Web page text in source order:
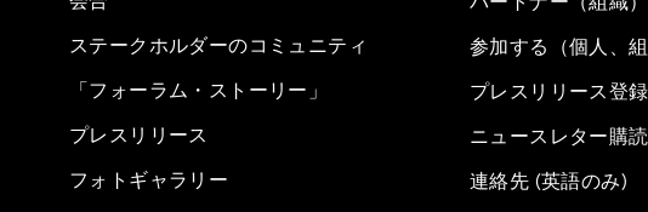
ステークホルダーのコミュニティ
「フォーラム・ストーリー」
プレスリリース
フォトギャラリー
参加する（個人、組
プレスリリース登録
ニュースレター購読
連絡先 (英語のみ)